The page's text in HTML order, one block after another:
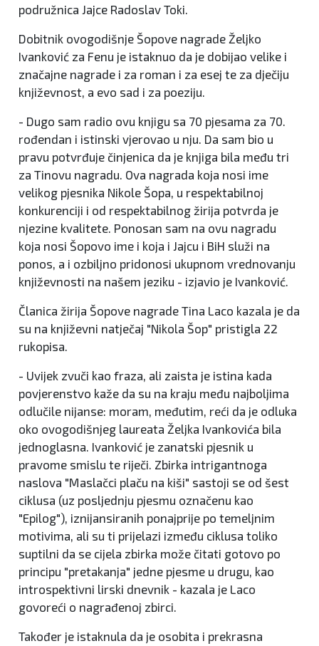
podružnica Jajce Radoslav Toki.
Dobitnik ovogodišnje Šopove nagrade Željko
Ivanković za Fenu je istaknuo da je dobijao velike i
značajne nagrade i za roman i za esej te za dječiju
književnost, a evo sad i za poeziju.
- Dugo sam radio ovu knjigu sa 70 pjesama za 70.
rođendan i istinski vjerovao u nju. Da sam bio u
pravu potvrđuje činjenica da je knjiga bila među tri
za Tinovu nagradu. Ova nagrada koja nosi ime
velikog pjesnika Nikole Šopa, u respektabilnoj
konkurenciji i od respektabilnog žirija potvrda je
njezine kvalitete. Ponosan sam na ovu nagradu
koja nosi Šopovo ime i koja i Jajcu i BiH služi na
ponos, a i ozbiljno pridonosi ukupnom vrednovanju
književnosti na našem jeziku - izjavio je Ivanković.
Članica žirija Šopove nagrade Tina Laco kazala je da
su na književni natječaj "Nikola Šop" pristigla 22
rukopisa.
- Uvijek zvuči kao fraza, ali zaista je istina kada
povjerenstvo kaže da su na kraju među najboljima
odlučile nijanse: moram, međutim, reći da je odluka
oko ovogodišnjeg laureata Željka Ivankovića bila
jednoglasna. Ivanković je zanatski pjesnik u
pravome smislu te riječi. Zbirka intrigantnoga
naslova "Maslačci plaču na kiši" sastoji se od šest
ciklusa (uz posljednju pjesmu označenu kao
"Epilog"), iznijansiranih ponajprije po temeljnim
motivima, ali su ti prijelazi između ciklusa toliko
suptilni da se cijela zbirka može čitati gotovo po
principu "pretakanja" jedne pjesme u drugu, kao
introspektivni lirski dnevnik - kazala je Laco
govoreći o nagrađenoj zbirci.
Također je istaknula da je osobita i prekrasna